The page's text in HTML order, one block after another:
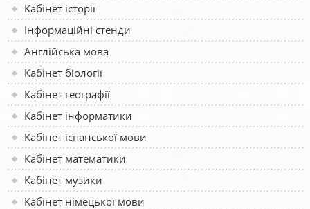
Кабінет історії
Інформаційні стенди
Англійська мова
Кабінет біології
Кабінет географії
Кабінет інформатики
Кабінет іспанської мови
Кабінет математики
Кабінет музики
Кабінет німецької мови